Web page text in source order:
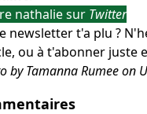
nathalie sur Twitter
newsletter t'a plu ?
ou à t'abonner juste
by Tamanna Rumee on